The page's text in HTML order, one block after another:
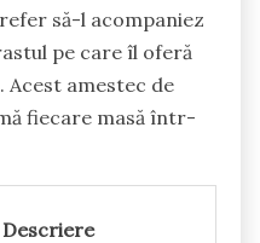
să-l acompaniez
pe care îl oferă
Acest amestec de
fiecare masă într-
Descriere